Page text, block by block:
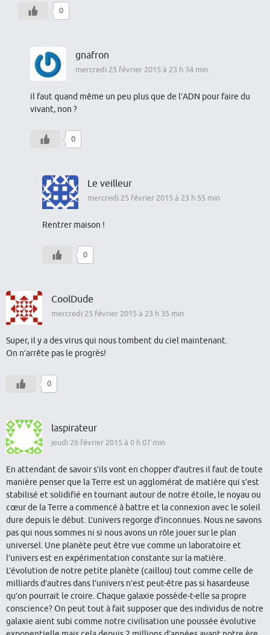
0
gnafron
mercredi 25 février 2015 à 23 h 34 min
il faut quand même un peu plus que de l’ADN pour faire du
vivant, non ?
0
Le veilleur
mercredi 25 février 2015 à 23 h 55 min
Rentrer maison !
0
CoolDude
mercredi 25 février 2015 à 23 h 35 min
Super, il y a des virus qui nous tombent du ciel maintenant.
On n’arrête pas le progrès!
0
laspirateur
jeudi 26 février 2015 à 0 h 07 min
En attendant de savoir s’ils vont en chopper d’autres il faut de toute
manière penser que la Terre est un agglomérat de matière qui s’est
stabilisé et solidifié en tournant autour de notre étoile, le noyau ou
cœur de la Terre a commencé à battre et la connexion avec le soleil
dure depuis le début. L’univers regorge d’inconnues. Nous ne savons
pas qui nous sommes ni si nous avons un rôle jouer sur le plan
universel. Une planète peut être vue comme un laboratoire et
l’univers est en expérimentation constante sur la matière.
L’évolution de notre petite planète (caillou) tout comme celle de
milliards d’autres dans l’univers n’est peut-être pas si hasardeuse
qu’on pourrait le croire. Chaque galaxie possède-t-elle sa propre
conscience? On peut tout à fait supposer que des individus de notre
galaxie aient subi comme notre civilisation une poussée évolutive